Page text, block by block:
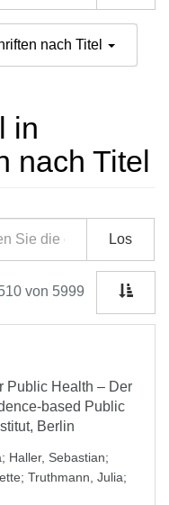
nach Titel
in
nach Titel
Los
von 5999
Public Health – Der
based Public
Berlin
; Haller, Sebastian;
; Truthmann, Julia;